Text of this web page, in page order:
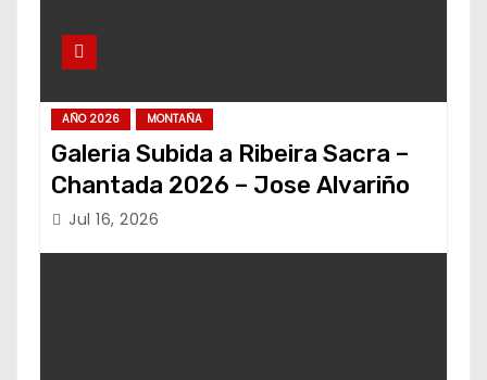
AÑO 2026 MONTAÑA
Galeria Subida a Ribeira Sacra –
Chantada 2026 – Jose Alvariño
Jul 16, 2026